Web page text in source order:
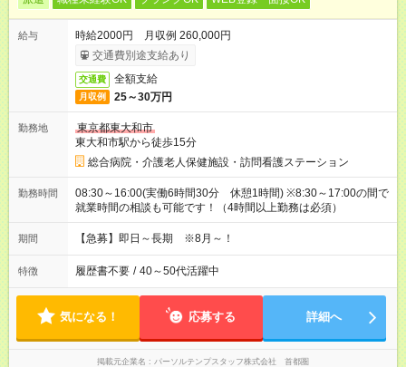
給与
時給2000円 月収例 260,000円
交通費別途支給あり
交通費 全額支給
月収例 25～30万円
勤務地
東京都東大和市
東大和市駅から徒歩15分
総合病院・介護老人保健施設・訪問看護ステーション
勤務時間
08:30～16:00(実働6時間30分 休憩1時間) ※8:30～17:00の間で
就業時間の相談も可能です！（4時間以上勤務は必須）
期間 【急募】即日～長期 ※8月～！
特徴 履歴書不要 / 40～50代活躍中
気になる！ 応募する 詳細へ
掲載元企業名 パーソルテンプスタッフ株式会社 首都圏